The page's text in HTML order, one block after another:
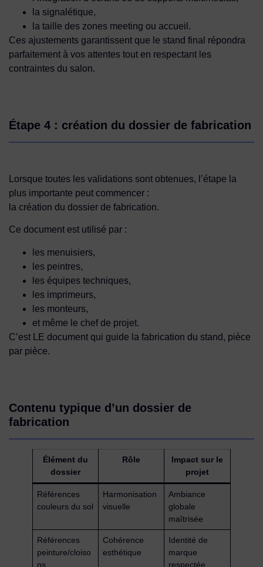
la signalétique,
la taille des zones meeting ou accueil.
Ces ajustements garantissent que le stand final répondra
parfaitement à vos attentes tout en respectant les
contraintes du salon.
Étape 4 : création du dossier de fabrication
Lorsque toutes les validations sont obtenues, l’étape la
plus importante peut commencer :
la création du dossier de fabrication.
Ce document est utilisé par :
les menuisiers,
les peintres,
les équipes techniques,
les imprimeurs,
les monteurs,
et même le chef de projet.
C’est LE document qui guide la fabrication du stand, pièce
par pièce.
Contenu typique d’un dossier de
fabrication
Élément du
dossier
Rôle
Impact sur le
projet
Références
couleurs du sol
Harmonisation
visuelle
Ambiance
globale
maîtrisée
Références
peinture/cloiso
ns
Cohérence
esthétique
Identité de
marque
respectée